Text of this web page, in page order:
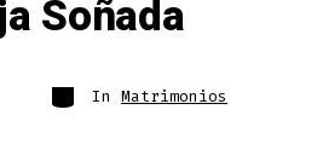
Soñada
Categories
In Matrimonios